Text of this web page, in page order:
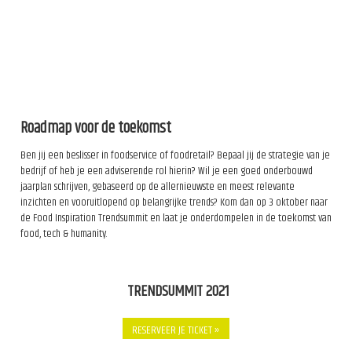
Roadmap voor de toekomst
Ben jij een beslisser in foodservice of foodretail? Bepaal jij de strategie van je
bedrijf of heb je een adviserende rol hierin? Wil je een goed onderbouwd
jaarplan schrijven, gebaseerd op de allernieuwste en meest relevante
inzichten en vooruitlopend op belangrijke trends? Kom dan op 3 oktober naar
de Food Inspiration Trendsummit en laat je onderdompelen in de toekomst van
food, tech & humanity.
TRENDSUMMIT 2021
RESERVEER JE TICKET »